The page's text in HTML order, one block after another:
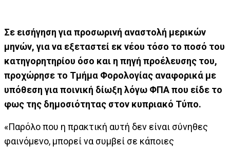
Σε εισήγηση για προσωρινή αναστολή μερικών
μηνών, για να εξεταστεί εκ νέου τόσο το ποσό του
κατηγορητηρίου όσο και η πηγή προέλευσης του,
προχώρησε το Τμήμα Φορολογίας αναφορικά με
υπόθεση για ποινική δίωξη λόγω ΦΠΑ που είδε το
φως της δημοσιότητας στον κυπριακό Τύπο.
«Παρόλο που η πρακτική αυτή δεν είναι σύνηθες
φαινόμενο, μπορεί να συμβεί σε κάποιες